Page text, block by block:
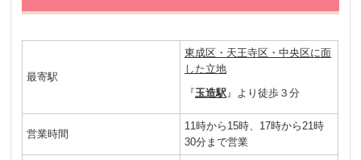
最寄駅
東成区・天王寺区・中央区に面
した立地
『玉造駅』より徒歩３分
営業時間
11時から15時、17時から21時
30分まで営業